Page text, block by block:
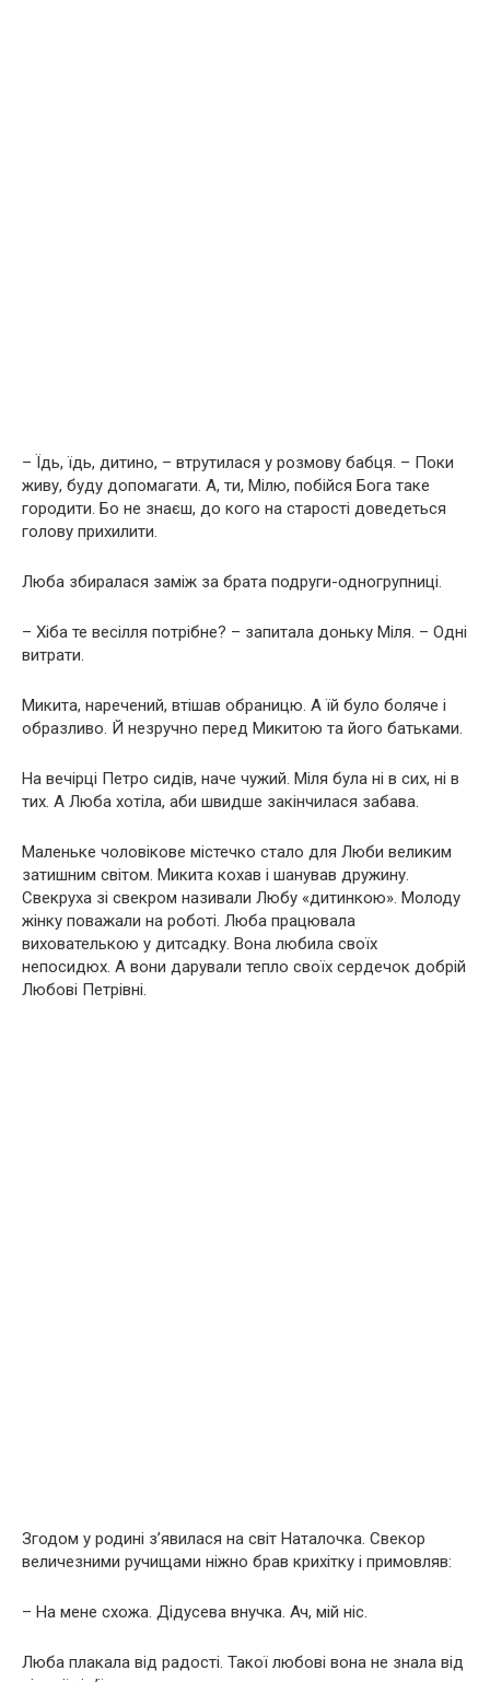
– Їдь, їдь, дитино, – втрутилася у розмову бабця. – Поки
живу, буду допомагати. А, ти, Мілю, побійся Бога таке
городити. Бо не знаєш, до кого на старості доведеться
голову прихилити.
Люба збиралася заміж за брата подруги-одногрупниці.
– Хіба те весілля потрібне? – запитала доньку Міля. – Одні
витрати.
Микита, наречений, втішав обраницю. А їй було боляче і
образливо. Й незручно перед Микитою та його батьками.
На вечірці Петро сидів, наче чужий. Міля була ні в сих, ні в
тих. А Люба хотіла, аби швидше закінчилася забава.
Маленьке чоловікове містечко стало для Люби великим
затишним світом. Микита кохав і шанував дружину.
Свекруха зі свекром називали Любу «дитинкою». Молоду
жінку поважали на роботі. Люба працювала
вихователькою у дитсадку. Вона любила своїх
непосидюх. А вони дарували тепло своїх сердечок добрій
Любові Петрівні.
Згодом у родині з’явилася на світ Наталочка. Свекор
величезними ручищами ніжно брав крихітку і примовляв:
– На мене схожа. Дідусева внучка. Ач, мій ніс.
Люба плакала від радості. Такої любові вона не знала від